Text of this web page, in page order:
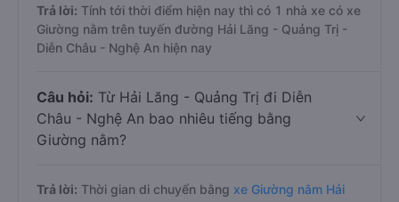
Trả lời: Tính tới thời điểm hiện nay thì có 1 nhà xe có xe
Giường nằm trên tuyến đường Hải Lăng - Quảng Trị -
Diễn Châu - Nghệ An hiện nay
Câu hỏi: Từ Hải Lăng - Quảng Trị đi Diễn
Châu - Nghệ An bao nhiêu tiếng bằng
Giường nằm?
Trả lời: Thời gian di chuyển bằng xe Giường nằm Hải